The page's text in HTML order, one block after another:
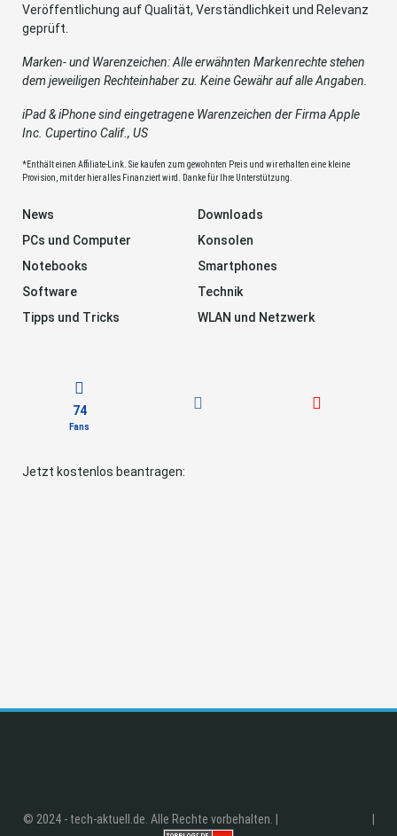
Veröffentlichung auf Qualität, Verständlichkeit und Relevanz
geprüft.
Marken- und Warenzeichen: Alle erwähnten Markenrechte stehen
dem jeweiligen Rechteinhaber zu. Keine Gewähr auf alle Angaben.
iPad & iPhone sind eingetragene Warenzeichen der Firma Apple
Inc. Cupertino Calif., US
*Enthält einen Affiliate-Link. Sie kaufen zum gewohnten Preis und wir erhalten eine kleine
Provision, mit der hier alles Finanziert wird. Danke für Ihre Unterstützung.
News
Downloads
PCs und Computer
Konsolen
Notebooks
Smartphones
Software
Technik
Tipps und Tricks
WLAN und Netzwerk
74
Fans
Jetzt kostenlos beantragen:
© 2024 - tech-aktuell.de. Alle Rechte vorbehalten. |